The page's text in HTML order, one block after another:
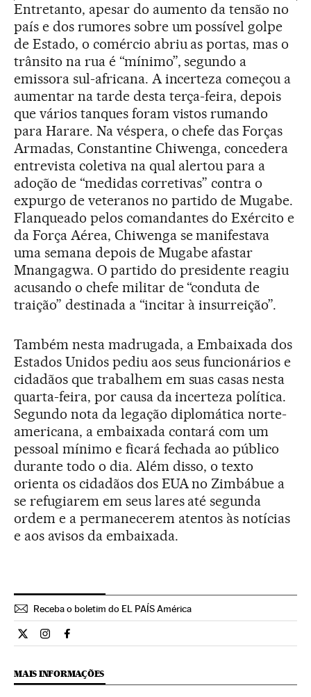
Entretanto, apesar do aumento da tensão no
país e dos rumores sobre um possível golpe
de Estado, o comércio abriu as portas, mas o
trânsito na rua é “mínimo”, segundo a
emissora sul-africana. A incerteza começou a
aumentar na tarde desta terça-feira, depois
que vários tanques foram vistos rumando
para Harare. Na véspera, o chefe das Forças
Armadas, Constantine Chiwenga, concedera
entrevista coletiva na qual alertou para a
adoção de “medidas corretivas” contra o
expurgo de veteranos no partido de Mugabe.
Flanqueado pelos comandantes do Exército e
da Força Aérea, Chiwenga se manifestava
uma semana depois de Mugabe afastar
Mnangagwa. O partido do presidente reagiu
acusando o chefe militar de “conduta de
traição” destinada a “incitar à insurreição”.
Também nesta madrugada, a Embaixada dos
Estados Unidos pediu aos seus funcionários e
cidadãos que trabalhem em suas casas nesta
quarta-feira, por causa da incerteza política.
Segundo nota da legação diplomática norte-
americana, a embaixada contará com um
pessoal mínimo e ficará fechada ao público
durante todo o dia. Além disso, o texto
orienta os cidadãos dos EUA no Zimbábue a
se refugiarem em seus lares até segunda
ordem e a permanecerem atentos às notícias
e aos avisos da embaixada.
Receba o boletim do EL PAÍS América
Internacional El País Brasil en Twitter
Internacional El País Brasil en Instagram
Internacional El País Brasil en Facebook
MAIS INFORMAÇÕES